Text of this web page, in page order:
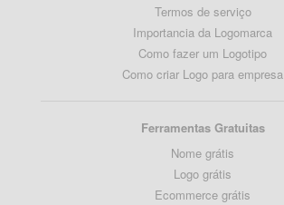
Termos de serviço
Importancia da Logomarca
Como fazer um Logotipo
Como criar Logo para empresa
Ferramentas Gratuitas
Nome grátis
Logo grátis
Ecommerce grátis